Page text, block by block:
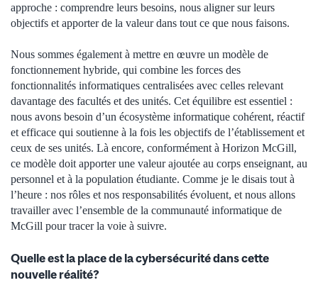
approche : comprendre leurs besoins, nous aligner sur leurs
objectifs et apporter de la valeur dans tout ce que nous faisons.
Nous sommes également à mettre en œuvre un modèle de
fonctionnement hybride, qui combine les forces des
fonctionnalités informatiques centralisées avec celles relevant
davantage des facultés et des unités. Cet équilibre est essentiel :
nous avons besoin d’un écosystème informatique cohérent, réactif
et efficace qui soutienne à la fois les objectifs de l’établissement et
ceux de ses unités. Là encore, conformément à Horizon McGill,
ce modèle doit apporter une valeur ajoutée au corps enseignant, au
personnel et à la population étudiante. Comme je le disais tout à
l’heure : nos rôles et nos responsabilités évoluent, et nous allons
travailler avec l’ensemble de la communauté informatique de
McGill pour tracer la voie à suivre.
Quelle est la place de la cybersécurité dans cette
nouvelle réalité?